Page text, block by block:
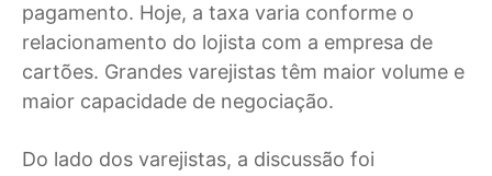
pagamento. Hoje, a taxa varia conforme o
relacionamento do lojista com a empresa de
cartões. Grandes varejistas têm maior volume e
maior capacidade de negociação.
Do lado dos varejistas, a discussão foi